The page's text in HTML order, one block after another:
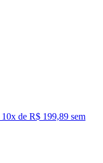
10x de R$ 199,89 sem